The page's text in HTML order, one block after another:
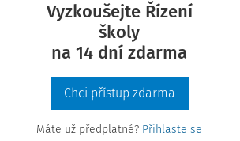
Vyzkoušejte Řízení
školy
na 14 dní zdarma
Chci přístup zdarma
Máte už předplatné? Přihlaste se